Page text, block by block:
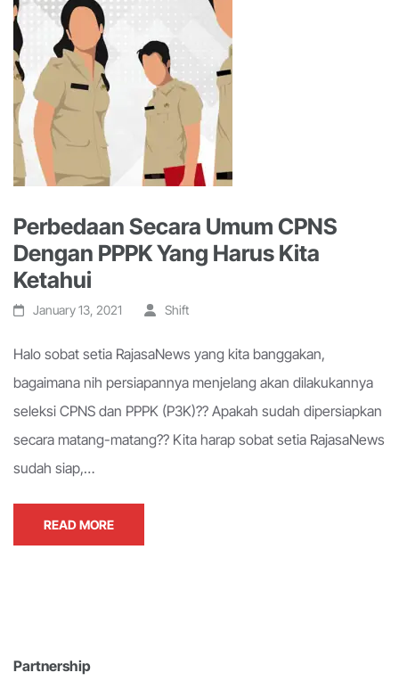
Perbedaan Secara Umum CPNS
Dengan PPPK Yang Harus Kita
Ketahui
January 13, 2021 Shift
Halo sobat setia RajasaNews yang kita banggakan,
bagaimana nih persiapannya menjelang akan dilakukannya
seleksi CPNS dan PPPK (P3K)?? Apakah sudah dipersiapkan
secara matang-matang?? Kita harap sobat setia RajasaNews
sudah siap,…
READ MORE
Partnership